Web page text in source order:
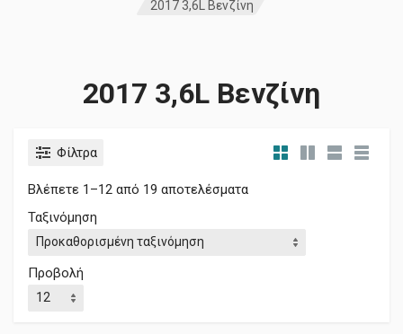
2017 3,6L Βενζίνη
2017 3,6L Βενζίνη
Φίλτρα
Βλέπετε 1–12 από 19 αποτελέσματα
Ταξινόμηση
Προβολή